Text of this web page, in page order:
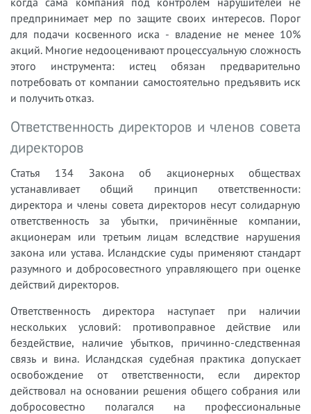
предпринимает мер по защите своих интересов. Порог
для подачи косвенного иска - владение не менее 10%
акций. Многие недооценивают процессуальную сложность
этого инструмента: истец обязан предварительно
потребовать от компании самостоятельно предъявить иск
и получить отказ.
Ответственность директоров и членов совета
директоров
Статья 134 Закона об акционерных обществах
устанавливает общий принцип ответственности:
директора и члены совета директоров несут солидарную
ответственность за убытки, причинённые компании,
акционерам или третьим лицам вследствие нарушения
закона или устава. Исландские суды применяют стандарт
разумного и добросовестного управляющего при оценке
действий директоров.
Ответственность директора наступает при наличии
нескольких условий: противоправное действие или
бездействие, наличие убытков, причинно-следственная
связь и вина. Исландская судебная практика допускает
освобождение от ответственности, если директор
действовал на основании решения общего собрания или
добросовестно полагался на профессиональные